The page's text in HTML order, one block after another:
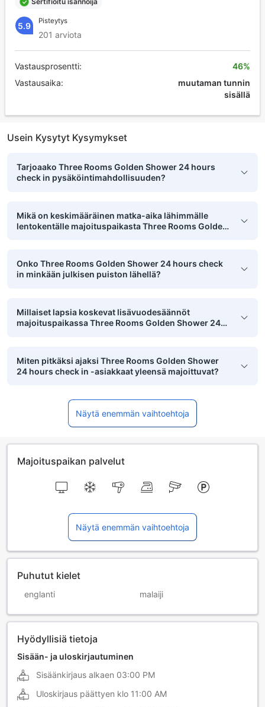
5.9 Pisteytys
201 arviota
Vastausprosentti:
Vastausaika:
46%
muutaman tunnin
sisällä
Usein Kysytyt Kysymykset
Tarjoaako Three Rooms Golden Shower 24 hours
check in pysäköintimahdollisuuden?
Mikä on keskimääräinen matka-aika lähimmälle
lentokentälle majoituspaikasta Three Rooms Golden
Onko Three Rooms Golden Shower 24 hours check
in minkään julkisen puiston lähellä?
Millaiset lapsia koskevat lisävuodesäännöt
majoituspaikassa Three Rooms Golden Shower 24
Miten pitkäksi ajaksi Three Rooms Golden Shower
24 hours check in -asiakkaat yleensä majoittuvat?
Näytä enemmän vaihtoehtoja
Majoituspaikan palvelut
Näytä enemmän vaihtoehtoja
Puhutut kielet
englanti malaiji
Hyödyllisiä tietoja
Sisään- ja uloskirjautuminen
Sisäänkirjaus alkaen 03:00 PM
Uloskirjaus päättyen klo 11:00 AM